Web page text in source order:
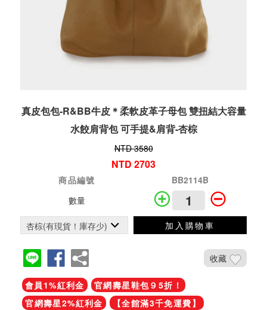
真皮包包-R&BB牛皮＊柔軟皮革子母包 雙扭結大容量
水餃肩背包 可手提&肩背-杏棕
NTD 3580
NTD 2703
商品編號
BB2114B
數量
加入購物車
收藏
會員1%紅利金
官網壽星鞋包９5折！
官網壽星2%紅利金
【全館滿3千免運費】